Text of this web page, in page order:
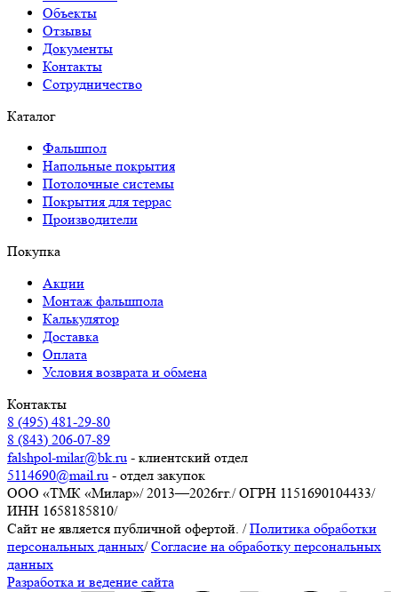
Объекты
Отзывы
Документы
Контакты
Сотрудничество
Каталог
Фальшпол
Напольные покрытия
Потолочные системы
Покрытия для террас
Производители
Покупка
Акции
Монтаж фальшпола
Калькулятор
Доставка
Оплата
Условия возврата и обмена
Контакты
8 (495) 481-29-80
8 (843) 206-07-89
falshpol-milar@bk.ru - клиентский отдел
5114690@mail.ru - отдел закупок
ООО «ТМК «Милар»/ 2013—2026гг./ОГРН 1151690104433/
ИНН 1658185810/
Сайт не является публичной офертой. / Политика обработки
персональных данных/ Согласие на обработку персональных
данных
Разработка и ведение сайта